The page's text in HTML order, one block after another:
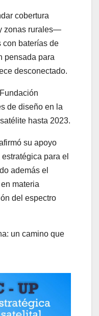
cobertura
zonas rurales—
con baterías de
pensada para
desconectado.
de diseño en la
hasta 2023.
su apoyo
para el
además el
materia
del espectro
un camino que